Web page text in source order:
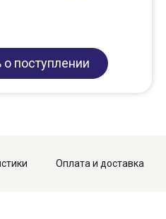
поступлении
Оплата и доставка